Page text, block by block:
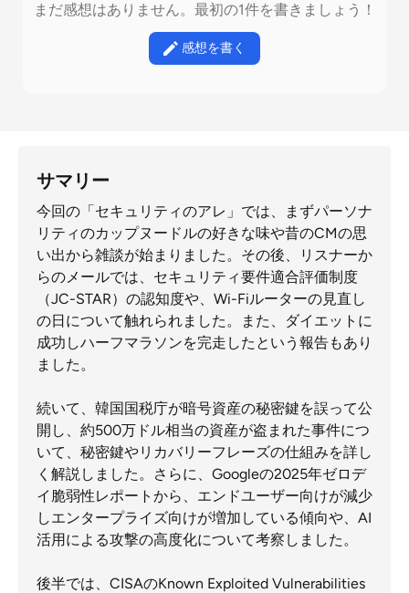
まだ感想はありません。最初の1件を書きましょう！
感想を書く
サマリー
今回の「セキュリティのアレ」では、まずパーソナ
リティのカップヌードルの好きな味や昔のCMの思
い出から雑談が始まりました。その後、リスナーか
らのメールでは、セキュリティ要件適合評価制度
（JC-STAR）の認知度や、Wi-Fiルーターの見直し
の日について触れられました。また、ダイエットに
成功しハーフマラソンを完走したという報告もあり
ました。
続いて、韓国国税庁が暗号資産の秘密鍵を誤って公
開し、約500万ドル相当の資産が盗まれた事件につ
いて、秘密鍵やリカバリーフレーズの仕組みを詳し
く解説しました。さらに、Googleの2025年ゼロデ
イ脆弱性レポートから、エンドユーザー向けが減少
しエンタープライズ向けが増加している傾向や、AI
活用による攻撃の高度化について考察しました。
後半では、CISAのKnown Exploited Vulnerabilities